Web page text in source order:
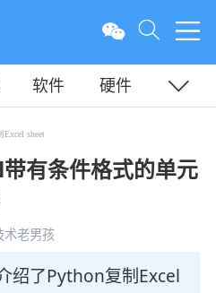
软件
硬件
sheet
有条件格式的单元
老男孩
绍了Python复制Excel